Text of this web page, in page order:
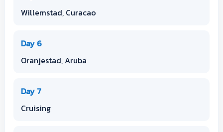
Willemstad, Curacao
Day 6
Oranjestad, Aruba
Day 7
Cruising